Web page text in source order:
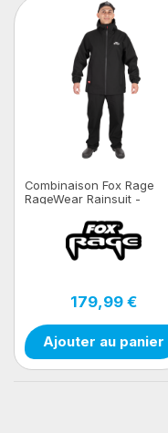
Combinaison Fox Rage
RageWear Rainsuit -
179,99 €
Ajouter au panier